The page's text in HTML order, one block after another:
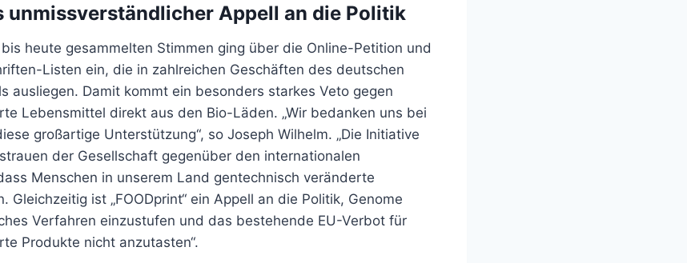
unmissverständlicher Appell an die Politik
heute gesammelten Stimmen ging über die Online-Petition und
Listen ein, die in zahlreichen Geschäften des deutschen
ausliegen. Damit kommt ein besonders starkes Veto gegen
Lebensmittel direkt aus den Bio-Läden. „Wir bedanken uns bei
großartige Unterstützung“, so Joseph Wilhelm. „Die Initiative
der Gesellschaft gegenüber den internationalen
Menschen in unserem Land gentechnisch veränderte
Gleichzeitig ist „FOODprint“ ein Appell an die Politik, Genome
Verfahren einzustufen und das bestehende EU-Verbot für
Produkte nicht anzutasten“.